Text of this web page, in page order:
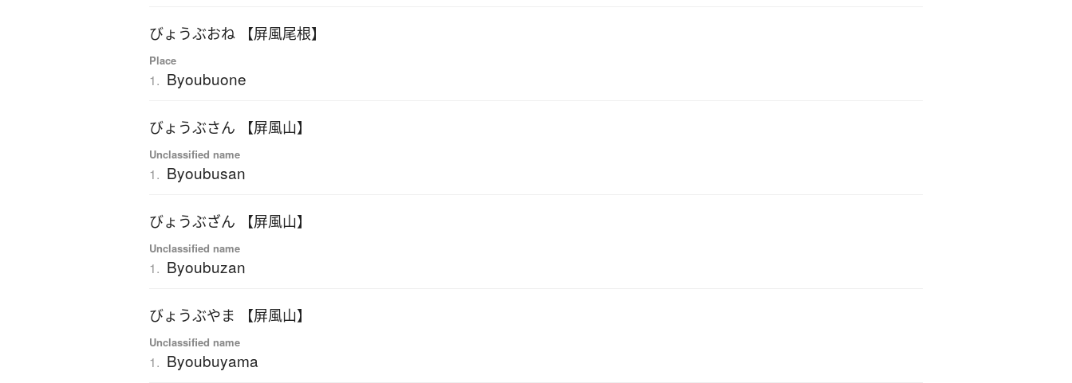
びょうぶおね 【屏風尾根】
Place
1. Byoubuone
びょうぶさん 【屏風山】
Unclassified name
1. Byoubusan
びょうぶざん 【屏風山】
Unclassified name
1. Byoubuzan
びょうぶやま 【屏風山】
Unclassified name
1. Byoubuyama